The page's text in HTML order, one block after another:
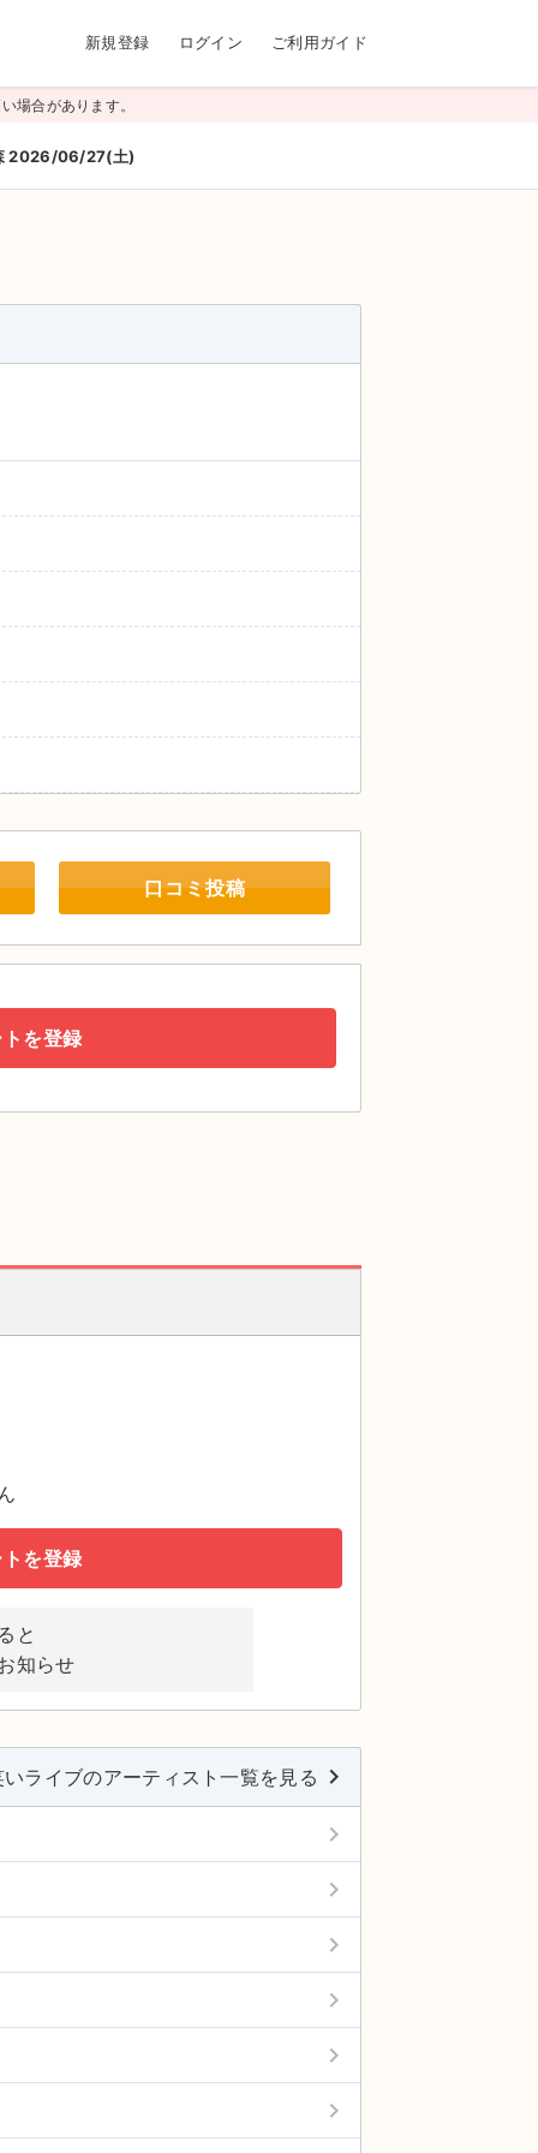
新規登録 ログイン ご利用ガイド
場合があります。
2026/06/27(土)
口コミ投稿
を登録
を登録
と
知らせ
いライブのアーティスト一覧を見る keyboard_arrow_right
keyboard_arrow_right
keyboard_arrow_right
keyboard_arrow_right
keyboard_arrow_right
keyboard_arrow_right
keyboard_arrow_right